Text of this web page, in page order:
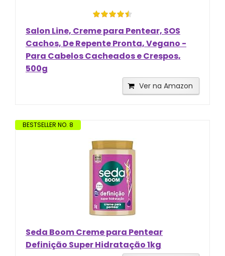
Salon Line, Creme para Pentear, SOS
Cachos, De Repente Pronta, Vegano -
Para Cabelos Cacheados e Crespos,
500g
Ver na Amazon
BESTSELLER NO. 8
Seda Boom Creme para Pentear
Definição Super Hidratação 1kg